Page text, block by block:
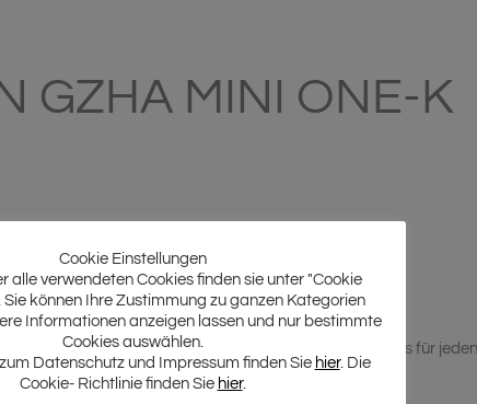
GZHA MINI ONE-K
Top Verstärkern am Markt und sind in Sachen Features für
Der „MINI ONE-K“.
Cookie Einstellungen
alle verwendeten Cookies finden sie unter "Cookie
Sie können Ihre Zustimmung zu ganzen Kategorien
Informationen anzeigen lassen und nur bestimmte
Cookies auswählen.
Datenschutz und Impressum finden Sie hier. Die
Cookie- Richtlinie finden Sie hier.